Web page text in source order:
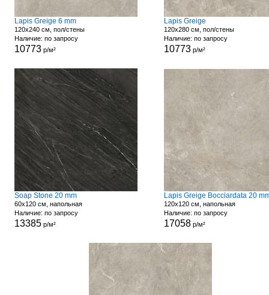
Lapis Greige 6 mm
120x240 см, пол/стены
Наличие: по запросу
10773р/м²
Lapis Greige
120x280 см, пол/стены
Наличие: по запросу
10773р/м²
Soap Stone 20 mm
60x120 см, напольная
Наличие: по запросу
13385р/м²
Lapis Greige Bocciardata 20
120x120 см, напольная
Наличие: по запросу
17058р/м²